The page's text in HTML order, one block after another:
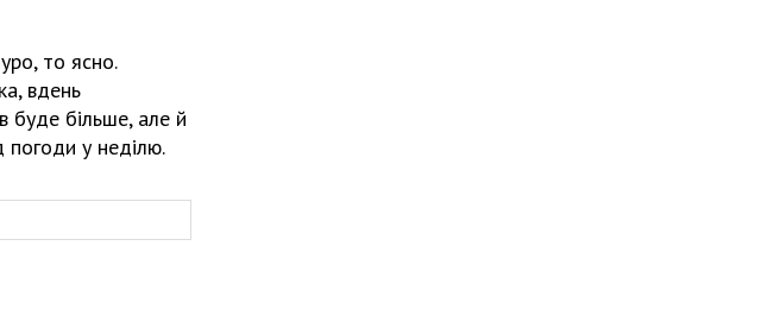
то ясно.
вдень
буде більше, але й
погоди у неділю.